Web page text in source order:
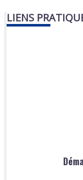
LIENS